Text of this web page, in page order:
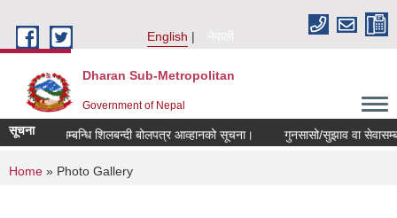
English
नेपाली
Dharan Sub-Metropolitan
Government of Nepal
सूचना लिलाम बिक्री सम्बन्धि शिलबन्दी बोलपत्र आव्हानको सूचना। गुनसासो/सुझाव वा
You are here
Home » Photo Gallery